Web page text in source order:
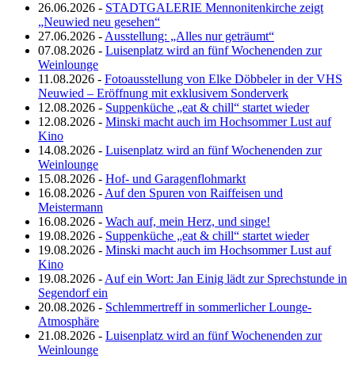
26.06.2026 - STADTGALERIE Mennonitenkirche zeigt
„Neuwied neu gesehen“
27.06.2026 - Ausstellung: „Alles nur geträumt“
07.08.2026 - Luisenplatz wird an fünf Wochenenden zur
Weinlounge
11.08.2026 - Fotoausstellung von Elke Döbbeler in der VHS
Neuwied – Eröffnung mit exklusivem Sonderverk
12.08.2026 - Suppenküche „eat & chill“ startet wieder
12.08.2026 - Minski macht auch im Hochsommer Lust auf
Kino
14.08.2026 - Luisenplatz wird an fünf Wochenenden zur
Weinlounge
15.08.2026 - Hof- und Garagenflohmarkt
16.08.2026 - Auf den Spuren von Raiffeisen und
Meistermann
16.08.2026 - Wach auf, mein Herz, und singe!
19.08.2026 - Suppenküche „eat & chill“ startet wieder
19.08.2026 - Minski macht auch im Hochsommer Lust auf
Kino
19.08.2026 - Auf ein Wort: Jan Einig lädt zur Sprechstunde in
Segendorf ein
20.08.2026 - Schlemmertreff in sommerlicher Lounge-
Atmosphäre
21.08.2026 - Luisenplatz wird an fünf Wochenenden zur
Weinlounge